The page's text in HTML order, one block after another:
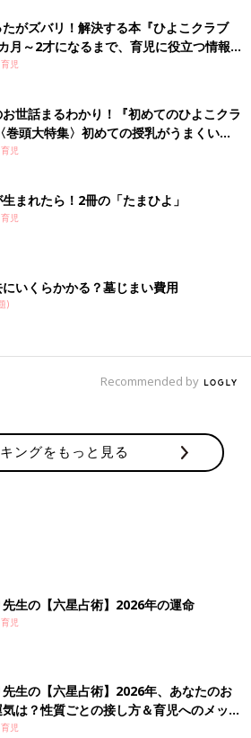
がズバリ！解決する本『ひよこクラブ
～2才になるまで、育児に役立つ情報が
児
世話まるわかり！『初めてのひよこクラ
巻頭大特集〉初めての授乳がうまくい
い・ミルクの基本と夏のトラブル 解決テ
児
まれたら！2冊の「たまひよ」
児
いくらかかる？墓じまい費用
)
Recommended by
ングをもっと見る
生の【六星占術】2026年の運命
児
生の【六星占術】2026年、あなたのお
は？性質ごとの接し方＆育児へのメッセ
児